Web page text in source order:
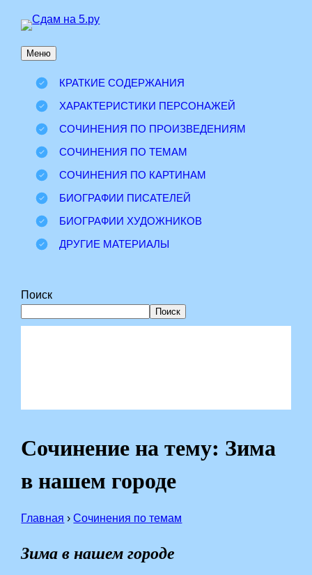
Перейти
содержимому
Меню
КРАТКИЕ СОДЕРЖАНИЯ
ХАРАКТЕРИСТИКИ ПЕРСОНАЖЕЙ
СОЧИНЕНИЯ ПО ПРОИЗВЕДЕНИЯМ
СОЧИНЕНИЯ ПО ТЕМАМ
СОЧИНЕНИЯ ПО КАРТИНАМ
БИОГРАФИИ ПИСАТЕЛЕЙ
БИОГРАФИИ ХУДОЖНИКОВ
ДРУГИЕ МАТЕРИАЛЫ
Поиск
Поиск
Сочинение на тему: Зима
в нашем городе
Главная › Сочинения по темам
Зима в нашем городе